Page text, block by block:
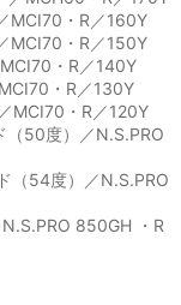
MCI70・R／160Y
MCI70・R／150Y
・R／140Y
・R／130Y
MCI70・R／120Y
50度）／N.S.PRO
（54度）／N.S.PRO
850GH ・R